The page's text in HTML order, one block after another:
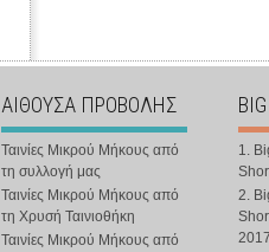
ΑΙΘΟΥΣΑ ΠΡΟΒΟΛΗΣ
Ταινίες Μικρού Μήκους από
τη συλλογή μας
Ταινίες Μικρού Μήκους από
τη Χρυσή Ταινιοθήκη
Ταινίες Μικρού Μήκους από
1.
2.